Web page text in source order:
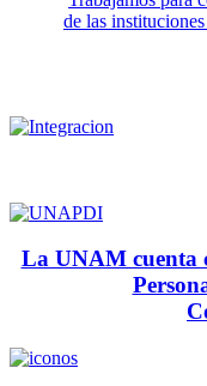
de las
La UNAM cuenta